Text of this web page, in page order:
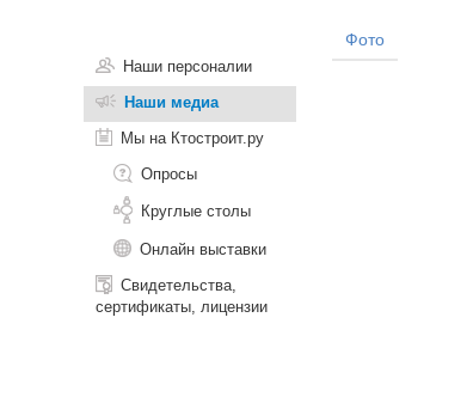
Наши персоналии
Наши медиа
Мы на Ктостроит.ру
Опросы
Круглые столы
Онлайн выставки
Свидетельства,
сертификаты, лицензии
Фото